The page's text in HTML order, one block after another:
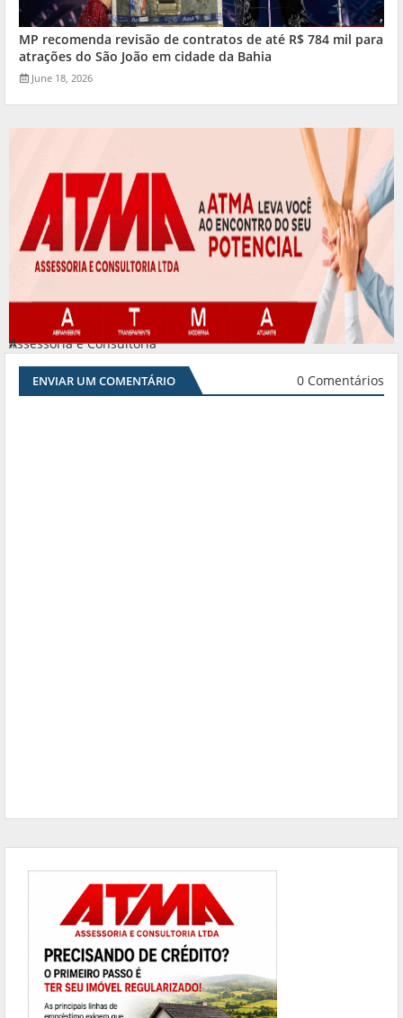
MP recomenda revisão de contratos de até R$ 784 mil para
atrações do São João em cidade da Bahia
June 18, 2026
Assessoria e Consultoria
#
ENVIAR UM COMENTÁRIO 0 Comentários